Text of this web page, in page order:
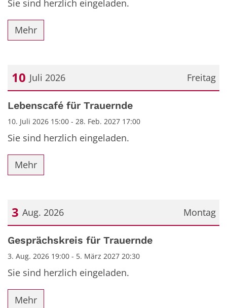
Sie sind herzlich eingeladen.
Mehr
Freitag
10 Juli 2026
Datum: 10. Juli 2026
Lebenscafé für Trauernde
10. Juli 2026 15:00 - 28. Feb. 2027 17:00
Sie sind herzlich eingeladen.
Mehr
Montag
3 Aug. 2026
Datum: 3. August 2026
Gesprächskreis für Trauernde
3. Aug. 2026 19:00 - 5. März 2027 20:30
Sie sind herzlich eingeladen.
Mehr